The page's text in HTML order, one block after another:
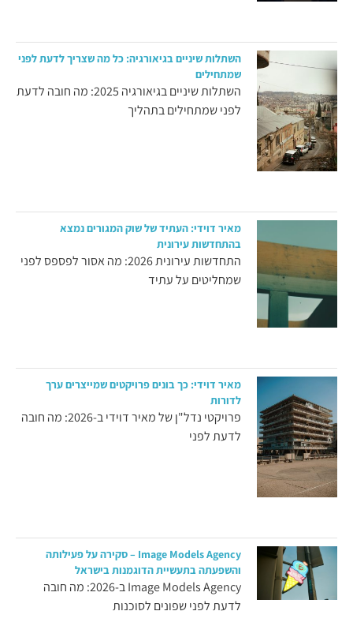
השתלות שיניים בגיאורגיה: כל מה שצריך לדעת לפני
שמתחילים
השתלות שיניים בגיאורגיה 2025: מה חובה לדעת
לפני שמתחילים בתהליך
מאיר דוידי: העתיד של שוק המגורים נמצא
בהתחדשות עירונית
התחדשות עירונית 2026: מה אסור לפספס לפני
שמחליטים על עתיד
מאיר דוידי: כך בונים פרויקטים שמייצרים ערך
לדורות
פרויקטי נדל"ן של מאיר דוידי ב-2026: מה חובה
לדעת לפני
Image Models Agency – סקירה על פעילותה
והשפעתה בתעשיית הדוגמנות בישראל
Image Models Agency ב-2026: מה חובה
לדעת לפני שפונים לסוכנות